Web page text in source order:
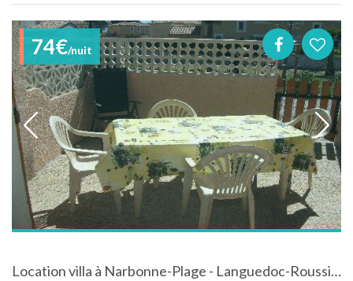
74€/nuit
Location villa à Narbonne-Plage - Languedoc-Roussillon dans une résidence privée à 5 min de la mer